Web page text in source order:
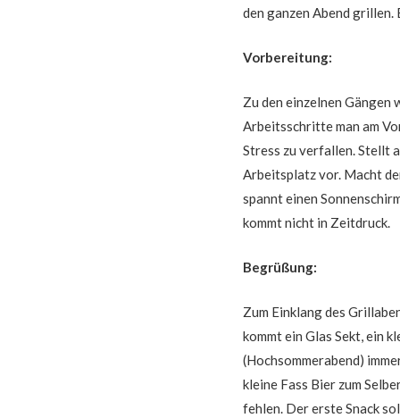
den ganzen Abend
Vorbereitung:
Zu den einzelnen Gängen
Arbeitsschritte man am
Stress zu verfallen. Stellt
Arbeitsplatz vor. Macht
spannt einen
kommt nicht in Zeitdruck.
Begrüßung:
Zum Einklang des
kommt ein Glas Sekt, ein
(Hochsommerabend)
kleine Fass Bier zum
fehlen. Der erste Snack